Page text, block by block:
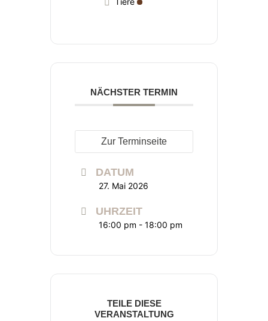
NÄCHSTER TERMIN
Zur Terminseite
DATUM
27. Mai 2026
UHRZEIT
16:00 pm - 18:00 pm
TEILE DIESE
VERANSTALTUNG